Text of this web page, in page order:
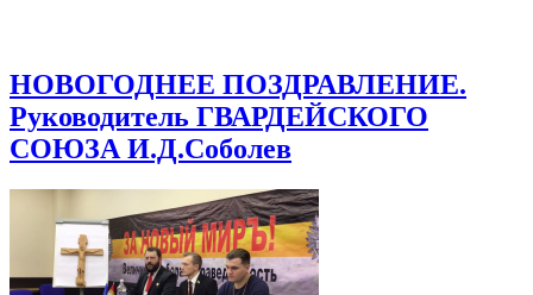
НОВОГОДНЕЕ ПОЗДРАВЛЕНИЕ.
Руководитель ГВАРДЕЙСКОГО
СОЮЗА И.Д.Соболев